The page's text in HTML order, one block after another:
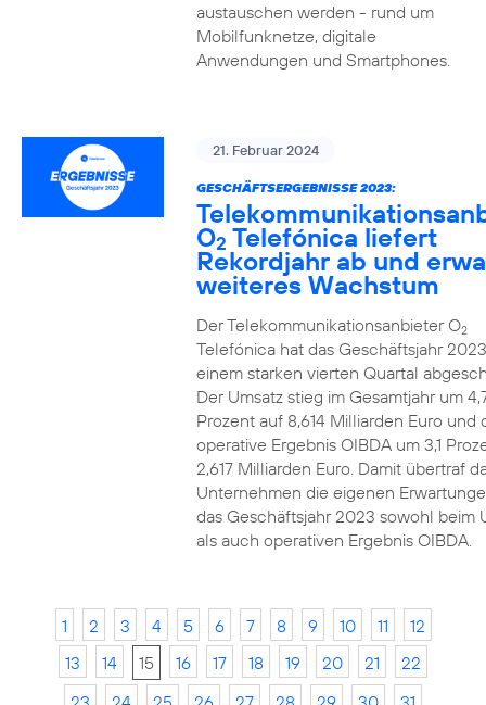
austauschen werden - rund um
Mobilfunknetze, digitale
Anwendungen und Smartphones.
21. Februar 2024
GESCHÄFTSERGEBNISSE 2023:
O2 Telefónica liefert
Rekordjahr ab und
weiteres Wachstum
Der Telekommunikationsanbieter O2
Telefónica hat das Geschäftsjahr
einem starken vierten Quartal
Der Umsatz stieg im Gesamtjahr um
Prozent auf 8,614 Milliarden Euro und
operative Ergebnis OIBDA um 3,1
2,617 Milliarden Euro. Damit übertraf
Unternehmen die eigenen
das Geschäftsjahr 2023 sowohl beim
als auch operativen Ergebnis OIBDA.
1 2 3 4 5 6 7 8 9 10 11
12
13
14 15 16 17 18 19 20 21
22